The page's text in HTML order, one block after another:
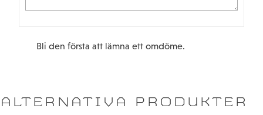
Bli den första att lämna ett omdöme.
ALTERNATIVA PRODUKTER